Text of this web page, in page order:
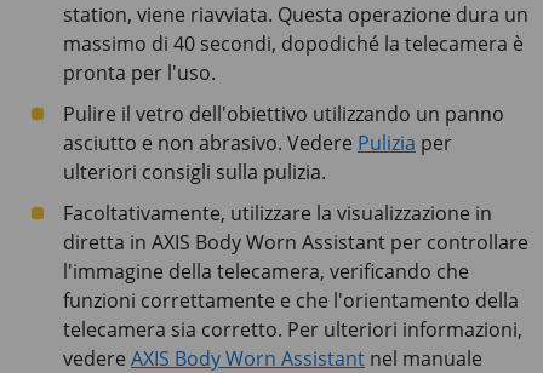
station, viene riavviata. Questa operazione dura un
massimo di 40 secondi, dopodiché la telecamera è
pronta per l'uso.
Pulire il vetro dell'obiettivo utilizzando un panno
asciutto e non abrasivo. Vedere Pulizia per
ulteriori consigli sulla pulizia.
Facoltativamente, utilizzare la visualizzazione in
diretta in AXIS BodyWorn Assistant per controllare
l'immagine della telecamera, verificando che
funzioni correttamente e che l'orientamento della
telecamera sia corretto. Per ulteriori informazioni,
vedere AXIS Body Worn Assistant nel manuale